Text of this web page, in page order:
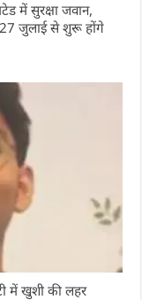
में सुरक्षा जवान,
27 जुलाई से शुरू होंगे
में खुशी की लहर